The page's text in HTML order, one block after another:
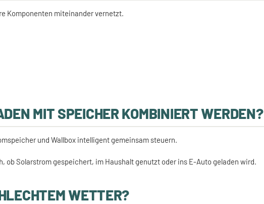
Komponenten miteinander vernetzt.
MIT SPEICHER KOMBINIERT WERDEN?
und Wallbox intelligent gemeinsam steuern.
ob Solarstrom gespeichert, im Haushalt genutzt oder ins E-Auto geladen wird.
WETTER?